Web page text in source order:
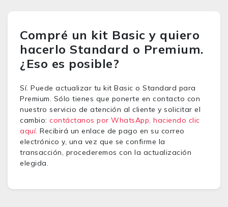
Compré un kit Basic y quiero
hacerlo Standard o Premium.
¿Eso es posible?
Sí. Puede actualizar tu kit Basic o Standard para
Premium. Sólo tienes que ponerte en contacto con
nuestro servicio de atención al cliente y solicitar el
cambio: contáctanos por WhatsApp, haciendo clic
aquí. Recibirá un enlace de pago en su correo
electrónico y, una vez que se confirme la
transacción, procederemos con la actualización
elegida.